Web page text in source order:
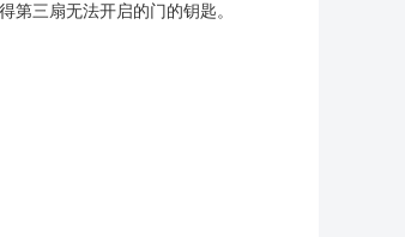
第三扇无法开启的门的钥匙。